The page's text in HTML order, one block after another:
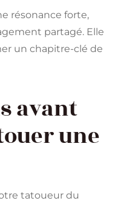
résonance forte,
partagé. Elle
un chapitre-clé de
avant
une
tatoueur du